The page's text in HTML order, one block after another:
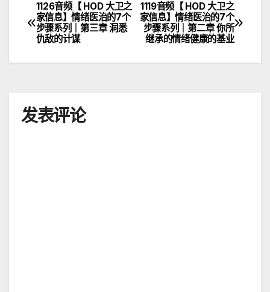
文
章
导
1119音频【 HOD 大卫之
家信息】情绪医治的7个
步骤系列｜第二章 你所
继承的情绪健康的基业
1126音频【 HOD 大卫之
家信息】情绪医治的7个
步骤系列｜第三章 洞悉
仇敌的计谋
发表评论